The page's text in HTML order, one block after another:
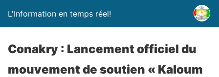
L'Information en temps réel!
Conakry : Lancement officiel du
mouvement de soutien « Kaloum